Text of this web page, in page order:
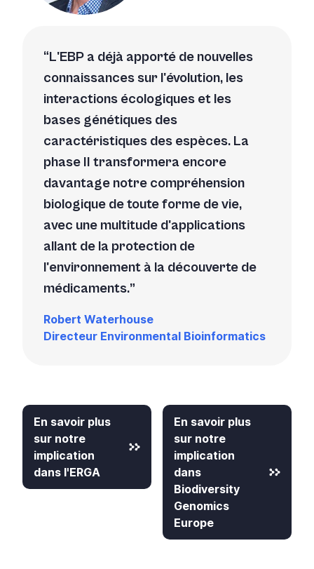
L'EBP a déjà apporté de nouvelles
connaissances sur l'évolution, les
interactions écologiques et les
bases génétiques des
caractéristiques des espèces. La
phase II transformera encore
davantage notre compréhension
biologique de toute forme de vie,
avec une multitude d'applications
allant de la protection de
l'environnement à la découverte de
médicaments.
Robert Waterhouse
Directeur Environmental Bioinformatics
En savoir plus
sur notre
implication
dans l'ERGA
En savoir plus
sur notre
implication
dans
Biodiversity
Genomics
Europe